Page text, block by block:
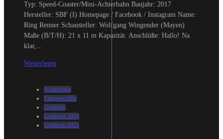
Typ: Speed-Coaster/Mini-Achterbahn Baujahr: 2017
Hersteller: SBF (I) Homepage / Facebook / Instagram Name:
Ring Renner Schausteller: Wolfgang Wingender (Mayen)
Maße (B/T/H): 21 x 11 m Kapazität: Anschlüße: Hallo! Na
klar,...
Weiterlesen
Achterbahn
Fahrgeschäfte
Gefahren
Gefahren 2024
Gefahren 2025